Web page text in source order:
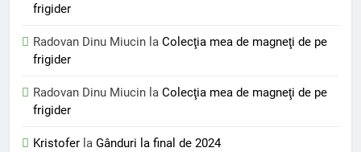
frigider
Radovan Dinu Miucin la Colecţia mea de magneţi de pe
frigider
Radovan Dinu Miucin la Colecţia mea de magneţi de pe
frigider
Kristofer la Gânduri la final de 2024